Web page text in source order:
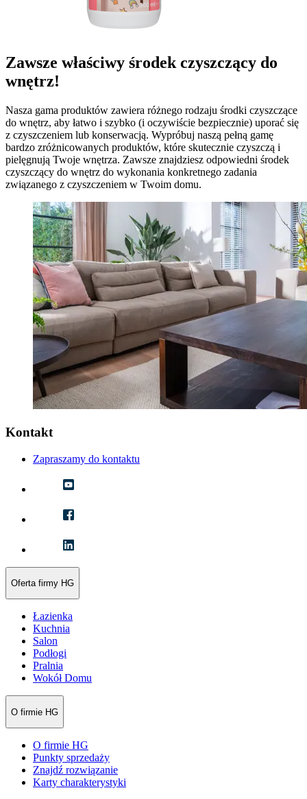
Zawsze właściwy środek czyszczący do
wnętrz!
Nasza gama produktów zawiera różnego rodzaju środki czyszczące
do wnętrz, aby łatwo i szybko (i oczywiście bezpiecznie) uporać się
z czyszczeniem lub konserwacją. Wypróbuj naszą pełną gamę
bardzo zróżnicowanych produktów, które skutecznie czyszczą i
pielęgnują Twoje wnętrza. Zawsze znajdziesz odpowiedni środek
czyszczący do wnętrz do wykonania konkretnego zadania
związanego z czyszczeniem w Twoim domu.
Kontakt
Zapraszamy do kontaktu
Oferta firmy HG
Łazienka
Kuchnia
Salon
Podłogi
Pralnia
Wokół Domu
O firmie HG
O firmie HG
Punkty sprzedaży
Znajdź rozwiązanie
Karty charakterystyki